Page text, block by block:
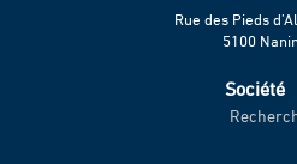
Rue des Pieds
5100
Société
Accueil